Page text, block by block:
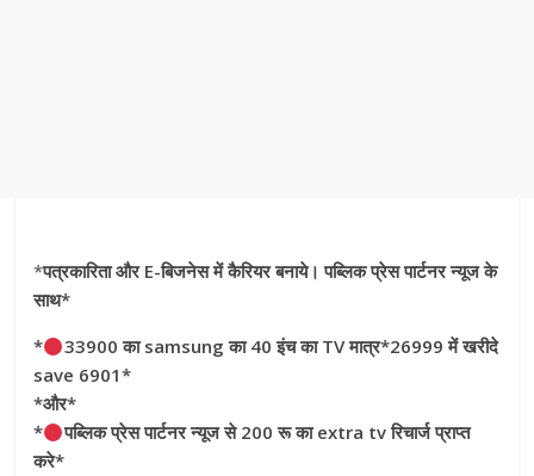
*पत्रकारिता और E-बिजनेस में कैरियर बनाये। पब्लिक प्रेस पार्टनर न्यूज के
साथ*
*
33900 का samsung का 40 इंच का TV मात्र*26999 में खरीदे
save 6901*
*और*
*
पब्लिक प्रेस पार्टनर न्यूज से 200 रू का extra tv रिचार्ज प्राप्त
करे*